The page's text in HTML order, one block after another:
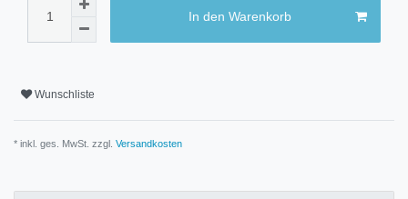
In den Warenkorb
Wunschliste
* inkl. ges. MwSt. zzgl. Versandkosten